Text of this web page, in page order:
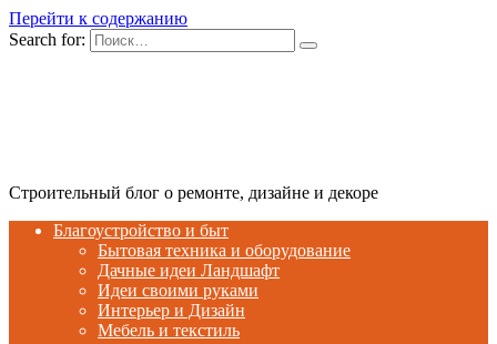
Перейти к содержанию
Search for:
Строительный блог о ремонте, дизайне и декоре
Благоустройство и быт
Бытовая техника и оборудование
Дачные идеи Ландшафт
Идеи своими руками
Интерьер и Дизайн
Мебель и текстиль